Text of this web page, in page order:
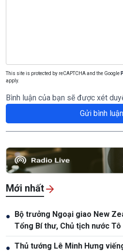
This site is protected by reCAPTCHA and the Google
apply.
Bình luận của bạn sẽ được xét
Gửi bình luận
Mới nhất
● Bộ trưởng Ngoại giao New
Tổng Bí thư, Chủ tịch nước
quan trọng
● Thủ tướng Lê Minh Hưng